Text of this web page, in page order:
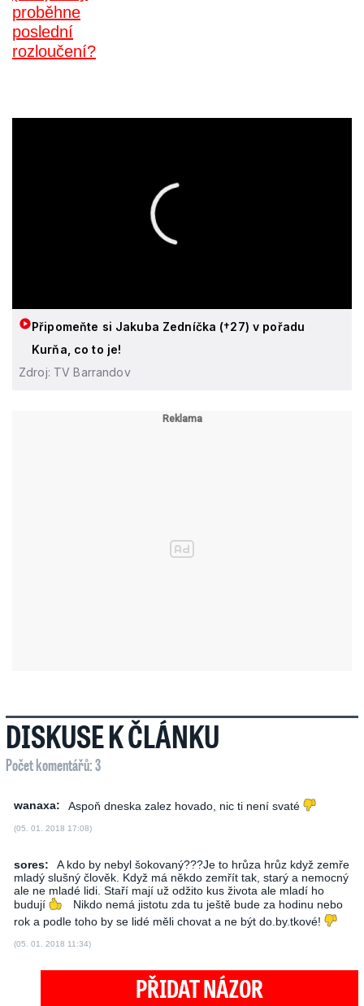
Připomeňte si Jakuba Zedníčka (†27) v pořadu
Kurňa, co to je!
Zdroj: TV Barrandov
DISKUSE K ČLÁNKU
Počet komentářů: 3
wanaxa: Aspoň dneska zalez hovado, nic ti není svaté
(05. 01. 2018 17:08)
sores:
A kdo by nebyl šokovaný???Je to hrůza hrůz když zemře
mladý slušný člověk. Když má někdo zemřít tak, starý a nemocný
ale ne mladé lidi. Staří mají už odžito kus života ale mladí ho
budují
Nikdo nemá jistotu zda tu ještě bude za hodinu nebo
rok a podle toho by se lidé měli chovat a ne být do.by.tkové!
(05. 01. 2018 11:34)
PŘIDAT NÁZOR